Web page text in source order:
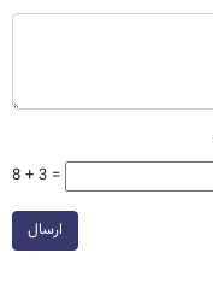
8 + 3 =
ارسال